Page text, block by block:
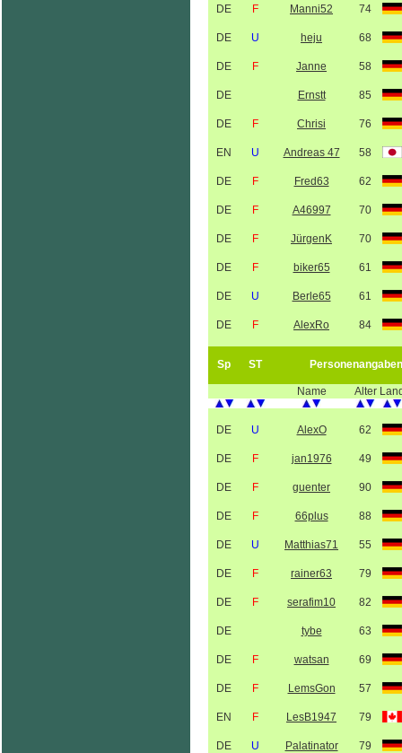
DE F Manni52 74
DE U heju 68
DE F Janne 58
DE Ernstt 85
DE F Chrisi 76
EN U Andreas 47 58
DE F Fred63 62
DE F A46997 70
DE F JürgenK 70
DE F biker65 61
DE U Berle65 61
DE F AlexRo 84
Sp ST Personenangaben
Name Alter
DE U AlexO 62
DE F jan1976 49
DE F guenter 90
DE F 66plus 88
DE U Matthias71 55
DE F rainer63 79
DE F serafim10 82
DE tybe 63
DE F watsan 69
DE F LemsGon 57
EN F LesB1947 79
DE U Palatinator 79